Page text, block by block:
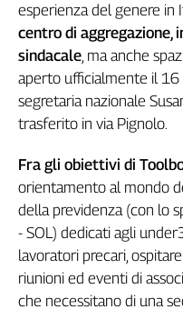
Genova,
il
sangue
della
ragione
120
anni
Collettiva
Academy
Collettiva
Play
Rubriche
Collettiva
esperienza del genere in
centro di
sindacale, ma anche
aperto ufficialmente il 16
segretaria nazionale
trasferito in via Pignolo.
Fra gli obiettivi di
orientamento al mondo
della previdenza (con lo
- SOL) dedicati agli
lavoratori precari,
riunioni ed eventi di
che necessitano di una